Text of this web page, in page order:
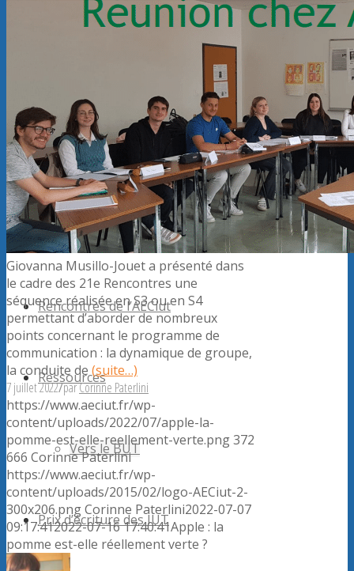
Adhérents AECiut
Promouvoir l’AECiut
Offres de postes
Forum
Rencontres de l’AECiut
Ressources
Vers le BUT
Prix d’écriture des IUT
Giovanna Musillo-Jouet a présenté dans
le cadre des 21e Rencontres une
séquence réalisée en S3 ou en S4
permettant d’aborder de nombreux
points concernant le programme de
communication : la dynamique de groupe,
la conduite de (suite…)
7 juillet 2022/parCorinne Paterlini
https://www.aeciut.fr/wp-
content/uploads/2022/07/apple-la-
pomme-est-elle-reellement-verte.png372
666 Corinne Paterlini
https://www.aeciut.fr/wp-
content/uploads/2015/02/logo-AECiut-2-
300x206.pngCorinne Paterlini2022-07-07
09:17:412022-07-16 17:40:41Apple : la
pomme est-elle réellement verte ?